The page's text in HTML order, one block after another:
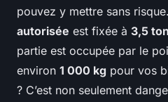
pouvez y mettre sans
autorisée est fixée à 3,5
partie est occupée par le
environ 1 000 kg pour vos
? C’est non seulement